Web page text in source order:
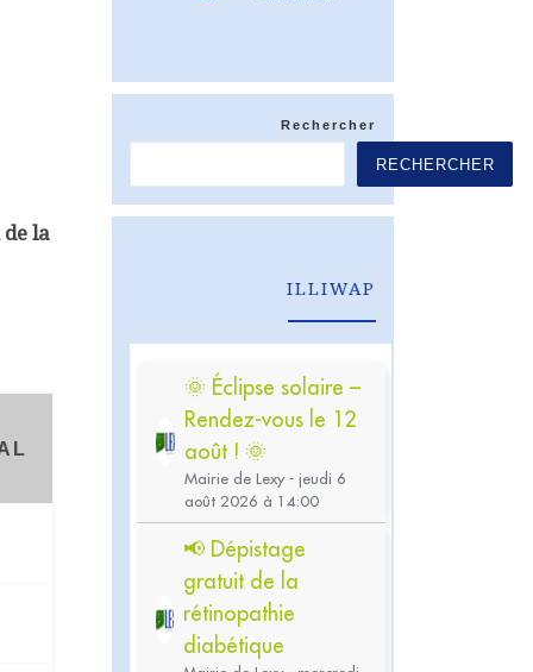
la
Rechercher
RECHERCHER
ILLIWAP